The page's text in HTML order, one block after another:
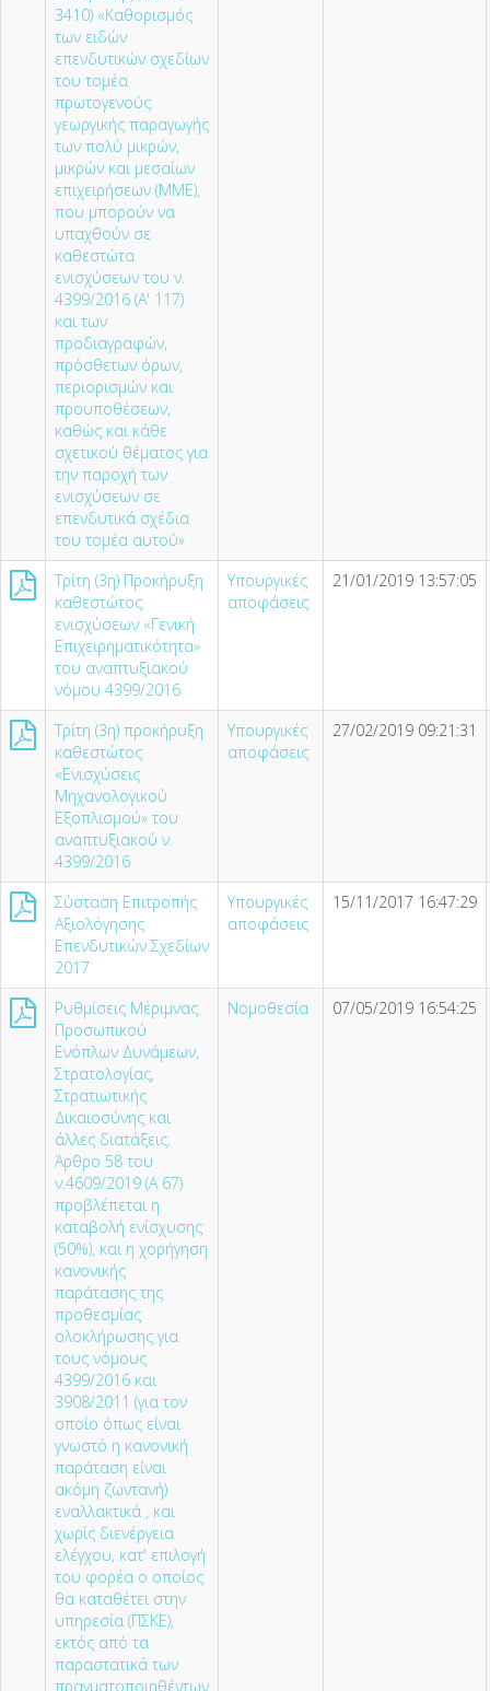
3410) «Καθορισμός
των ειδών
επενδυτικών σχεδίων
του τομέα
πρωτογενούς
γεωργικής παραγωγής
των πολύ μικρών,
μικρών και μεσαίων
επιχειρήσεων (ΜΜΕ),
που μπορούν να
υπαχθούν σε
καθεστώτα
ενισχύσεων του ν.
4399/2016 (A' 117)
και των
προδιαγραφών,
πρόσθετων όρων,
περιορισμών και
προϋποθέσεων,
καθώς και κάθε
σχετικού θέματος για
την παροχή των
ενισχύσεων σε
επενδυτικά σχέδια
του τομέα αυτού»
Τρίτη (3η) Προκήρυξη
καθεστώτος
ενισχύσεων «Γενική
Επιχειρηματικότητα»
του αναπτυξιακού
νόμου 4399/2016
Υπουργικές
αποφάσεις
21/01/2019 13:57:05
Τρίτη (3η) προκήρυξη
καθεστώτος
«Ενισχύσεις
Μηχανολογικού
Εξοπλισμού» του
αναπτυξιακού ν.
4399/2016
Υπουργικές
αποφάσεις
27/02/2019 09:21:31
Σύσταση Επιτροπής
Αξιολόγησης
Επενδυτικών Σχεδίων
2017
Υπουργικές
αποφάσεις
15/11/2017 16:47:29
Ρυθμίσεις Μέριμνας
Προσωπικού
Ενόπλων Δυνάμεων,
Στρατολογίας,
Στρατιωτικής
Δικαιοσύνης και
άλλες διατάξεις.
Άρθρο 58 του
ν.4609/2019 (Α 67)
προβλέπεται η
καταβολή ενίσχυσης
(50%), και η χορήγηση
κανονικής
παράτασης της
προθεσμίας
ολοκλήρωσης για
τους νόμους
4399/2016 και
3908/2011 (για τον
οποίο όπως είναι
γνωστό η κανονική
παράταση είναι
ακόμη ζωντανή)
εναλλακτικά , και
χωρίς διενέργεια
ελέγχου, κατ' επιλογή
του φορέα ο οποίος
θα καταθέτει στην
υπηρεσία (ΠΣΚΕ),
εκτός από τα
παραστατικά των
πραγματοποιηθέντων
Νομοθεσία 07/05/2019 16:54:25